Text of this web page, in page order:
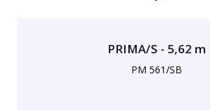
PRIMA/S - 5,62 m
PM 561/SB